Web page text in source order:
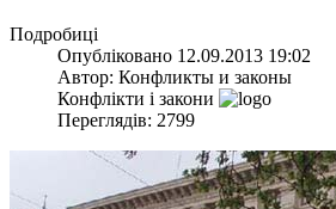
Подробиці
Опубліковано 12.09.2013 19:02
Автор: Конфликты и законы
Конфлікти і закони
Переглядів: 2799